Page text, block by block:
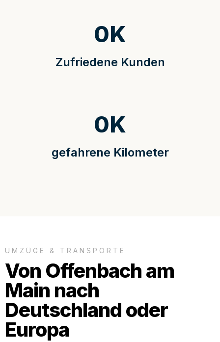
Zufriedene Kunden
0K
gefahrene Kilometer
0K
UMZÜGE & TRANSPORTE
Von Offenbach am
Main nach
Deutschland oder
Europa